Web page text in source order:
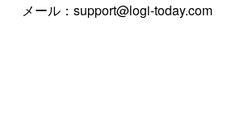
メール：support@logi-today.com